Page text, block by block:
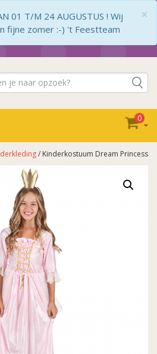
×
01 T/M 24 AUGUSTUS ! Wij
fijne zomer :-) 't Feestteam
0
/ Kinderkostuum Dream Princess